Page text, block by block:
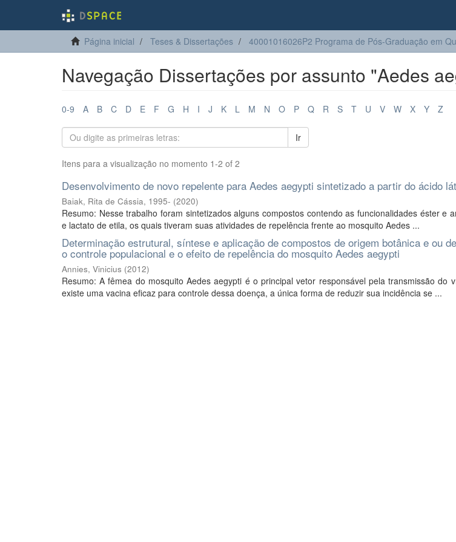
Página inicial Teses & Dissertações 40001016026P2 Programa de Pós-Graduação em
Navegação Dissertações por assunto "Aedes
0-9 A B C D E F G H I J K L M N O P Q R S T U V W X Y Z
Ir
Itens para a visualização no momento 1-2 of 2
Desenvolvimento de novo repelente para Aedes aegypti sintetizado a partir do ácido
Baiak, Rita de Cássia, 1995- (2020)
Resumo: Nesse trabalho foram sintetizados alguns compostos contendo as funcionalidades éster e
e lactato de etila, os quais tiveram suas atividades de repelência frente ao mosquito Aedes ...
Determinação estrutural, síntese e aplicação de compostos de origem botânica e ou
o controle populacional e o efeito de repelência do mosquito Aedes aegypti
Annies, Vinicius (2012)
Resumo: A fêmea do mosquito Aedes aegypti é o principal vetor responsável pela transmissão do
existe uma vacina eficaz para controle dessa doença, a única forma de reduzir sua incidência se ...